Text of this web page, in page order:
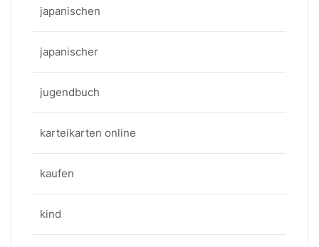
japanischen
japanischer
jugendbuch
karteikarten online
kaufen
kind